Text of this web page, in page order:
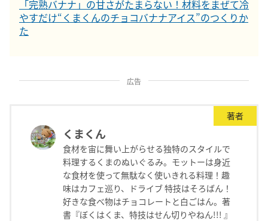
「完熟バナナ」の甘さがたまらない！材料をまぜて冷
やすだけ“くまくんのチョコバナナアイス”のつくりか
た
広告
著者
くまくん
食材を宙に舞い上がらせる独特のスタイルで
料理するくまのぬいぐるみ。モットーは身近
な食材を使って無駄なく使いきれる料理！趣
味はカフェ巡り、ドライブ 特技はそろばん！
好きな食べ物はチョコレートと白ごはん。著
書『ぼくはくま、特技はせん切りやねん!!! 』